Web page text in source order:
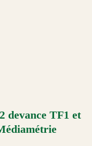
devance TF1 et